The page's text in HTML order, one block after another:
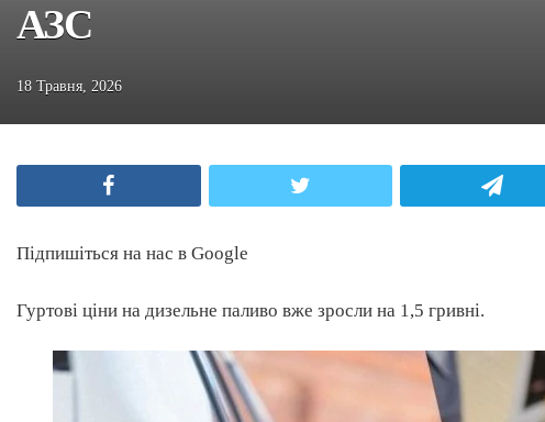
АЗС
18 Травня, 2026
Підпишіться на нас в Google
Гуртові ціни на дизельне паливо вже зросли на 1,5 гривні.